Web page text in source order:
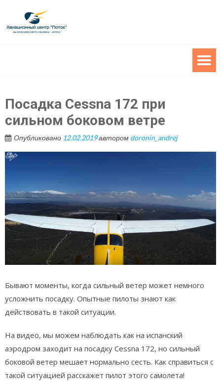
Посадка Cessna 172 при
сильном боковом ветре
Опубликовано 12.02.2019автором doronin_andrej
Бывают моменты, когда сильный ветер может немного
усложнить посадку. Опытные пилоты знают как
действовать в такой ситуации.
На видео, мы можем наблюдать как на испанский
аэродром заходит на посадку Cessna 172, но сильный
боковой ветер мешает нормально сесть. Как справиться с
такой ситуацией расскажет пилот этого самолета!